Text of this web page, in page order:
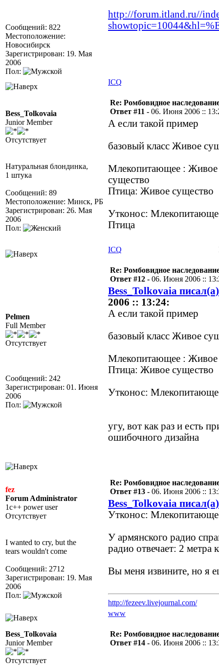
Сообщений: 822
Местоположение:
Новосибирск
Зарегистрирован: 19. Мая
2006
Пол:
http://forum.itland.ru//
ICQ
Bess_Tolkovaia
Junior Member
Отсутствует
Натуральная блондинка,
1 штука
Сообщений: 89
Местоположение: Минск, РБ
Зарегистрирован: 26. Мая
2006
Пол:
Re: Ромбовидное
Ответ #11 - 06. Июня 2006 ::
А если такой пример
базовый класс Живое
Млекопитающее : Живое
существо
Птица: Живое существо
Утконос:
Птица
ICQ
Pelmen
Full Member
Отсутствует
Сообщений: 242
Зарегистрирован: 01. Июня
2006
Пол:
Re: Ромбовидное
Ответ #12 - 06. Июня 2006 ::
Bess_Tolkovaia писал(а)
2006 :: 13:24:
А если такой пример
базовый класс Живое
Млекопитающее : Живое
Птица: Живое существо
Утконос:
угу, вот как раз и есть
ошибочного дизайна
fez
Forum Administrator
1c++ power user
Отсутствует
I wanted to cry, but the
tears wouldn't come
Сообщений: 2712
Зарегистрирован: 19. Мая
2006
Пол:
Re: Ромбовидное
Ответ #13 - 06. Июня 2006 ::
Bess_Tolkovaia писал(а)
Утконос:
У армянского радио
радио отвечает: 2 метра
Вы меня извините, но я
http://fezeev.livejournal.com/
www
Bess_Tolkovaia
Junior Member
Отсутствует
Re: Ромбовидное
Ответ #14 - 06. Июня 2006 ::